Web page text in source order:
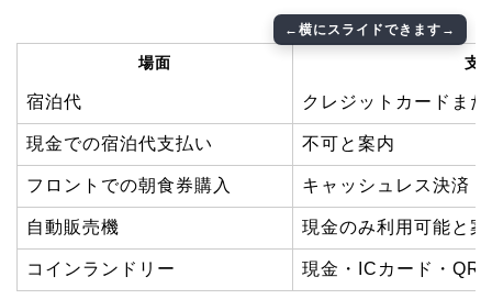
場面 支
宿泊代 クレジットカードま
現金での宿泊代支払い 不可と案内
フロントでの朝食券購入 キャッシュレス決済
自動販売機 現金のみ利用可能と案
コインランドリー 現金・ICカード・QR